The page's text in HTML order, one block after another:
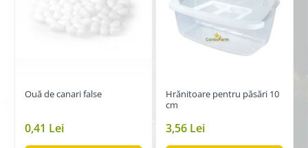
Ouă de canari false
0,41 Lei
Hrănitoare pentru păsări 10
cm
3,56 Lei